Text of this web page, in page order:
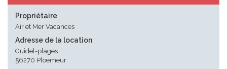
Propriétaire
Air et Mer Vacances
Adresse de la location
Guidel-plages
56270 Ploemeur